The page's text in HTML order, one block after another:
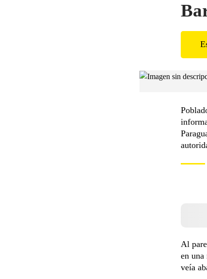
Al
en una
veía